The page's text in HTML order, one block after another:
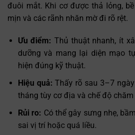
đuôi mắt. Khi cơ được thả lỏng,
mịn và các rãnh nhăn mờ đi rõ rệt.
Ưu điểm:Thủ thuật nhanh, ít
dưỡng và mang lại diện mạo
hiện đúng kỹ thuật.
Hiệu quả: Thấy rõ sau 3–7
tháng tùy cơ địa và chế độ chăm
Rủi ro: Có thể gây sưng nhẹ,
sai vị trí hoặc quá liều.